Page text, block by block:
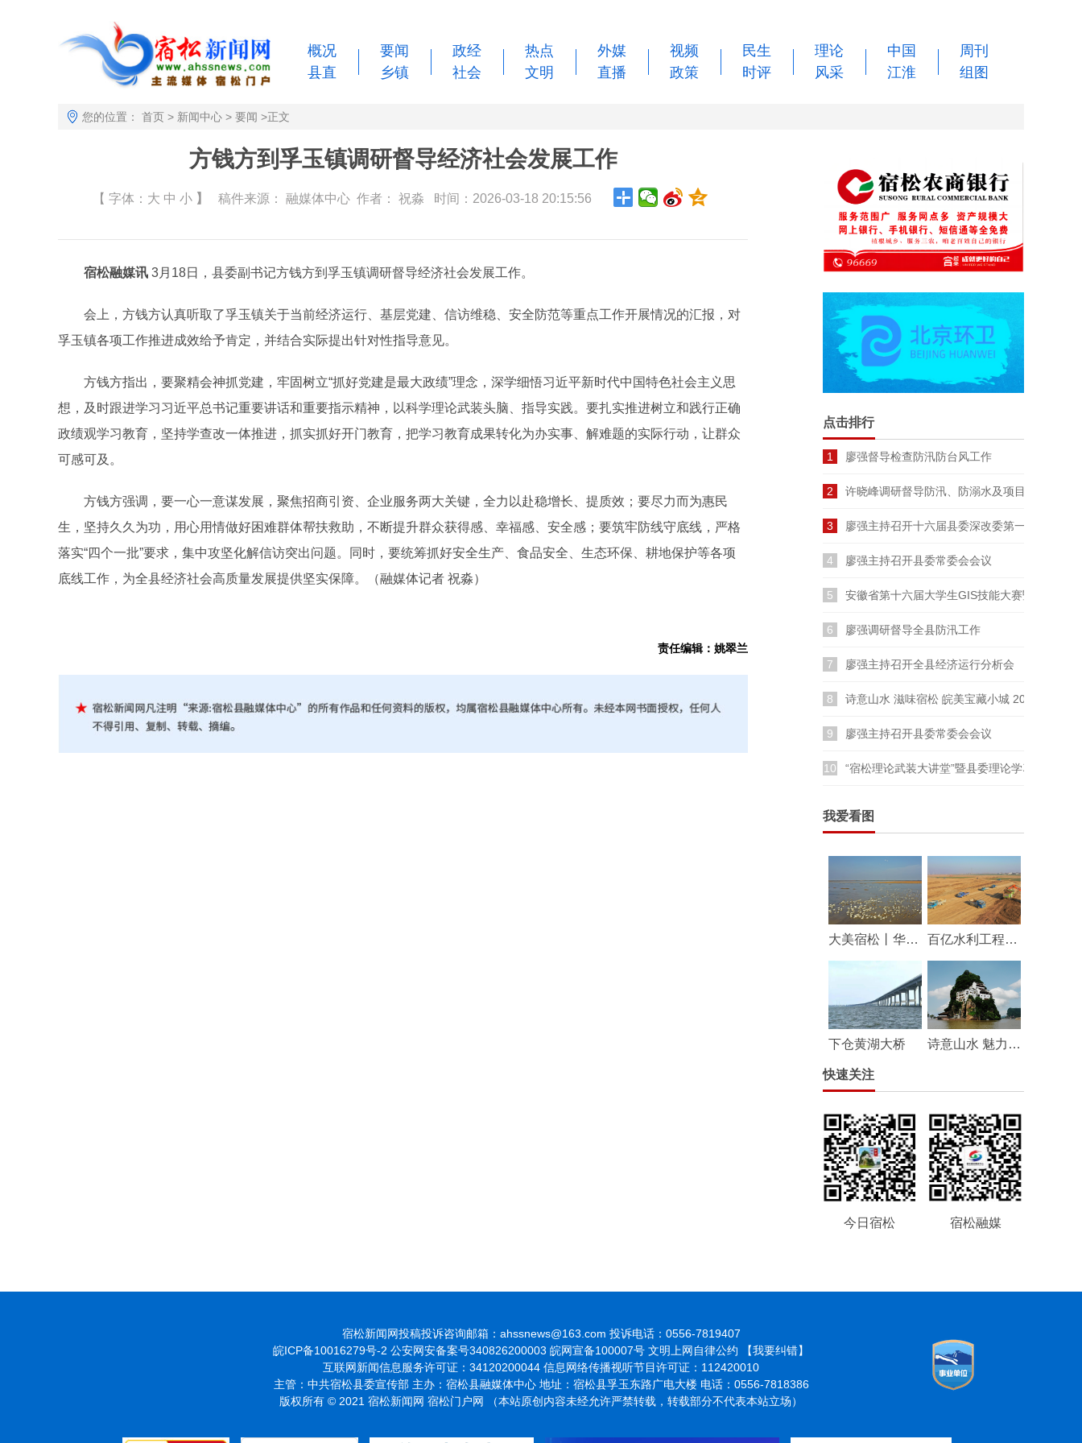
概况
县直
要闻
乡镇
政经
社会
热点
文明
外媒
直播
视频
政策
民生
时评
理论
风采
中国
江淮
周刊
组图
您的位置： 首页 > 新闻中心 > 要闻 >正文
方钱方到孚玉镇调研督导经济社会发展工作
【 字体： 大 中 小】 稿件来源： 融媒体中心作者： 祝淼 时间：2026-03-18 20:15:56
宿松融媒讯 3月18日，县委副书记方钱方到孚玉镇调研督导经济社会发展工作。
会上，方钱方认真听取了孚玉镇关于当前经济运行、基层党建、信访维稳、安全防范等重点工作开展情况的汇报，对
孚玉镇各项工作推进成效给予肯定，并结合实际提出针对性指导意见。
方钱方指出，要聚精会神抓党建，牢固树立“抓好党建是最大政绩”理念，深学细悟习近平新时代中国特色社会主义思
想，及时跟进学习习近平总书记重要讲话和重要指示精神，以科学理论武装头脑、指导实践。要扎实推进树立和践行正确
政绩观学习教育，坚持学查改一体推进，抓实抓好开门教育，把学习教育成果转化为办实事、解难题的实际行动，让群众
可感可及。
方钱方强调，要一心一意谋发展，聚焦招商引资、企业服务两大关键，全力以赴稳增长、提质效；要尽力而为惠民
生，坚持久久为功，用心用情做好困难群体帮扶救助，不断提升群众获得感、幸福感、安全感；要筑牢防线守底线，严格
落实“四个一批”要求，集中攻坚化解信访突出问题。同时，要统筹抓好安全生产、食品安全、生态环保、耕地保护等各项
底线工作，为全县经济社会高质量发展提供坚实保障。（融媒体记者 祝淼）
责任编辑：姚翠兰
点击排行
1 廖强督导检查防汛防台风工作
2 许晓峰调研督导防汛、防溺水及项目建设工作
3 廖强主持召开十六届县委深改委第一次会议
4 廖强主持召开县委常委会会议
5 安徽省第十六届大学生GIS技能大赛暨长三角
6 廖强调研督导全县防汛工作
7 廖强主持召开全县经济运行分析会
8 诗意山水 滋味宿松 皖美宝藏小城 2026云裳宿
9 廖强主持召开县委常委会会议
10 “宿松理论武装大讲堂”暨县委理论学习中心组
我爱看图
大美宿松丨华阳河湖群湿地成鸟类乐园 百亿水利工程——华阳河蓄滞洪区工程建设持续推进
下仓黄湖大桥 诗意山水 魅力宿松
快速关注
今日宿松 宿松融媒
宿松新闻网投稿投诉咨询邮箱：ahssnews@163.com 投诉电话：0556-7819407
皖ICP备10016279号-2 公安网安备案号340826200003 皖网宣备100007号 文明上网自律公约
【我要纠错】
互联网新闻信息服务许可证：34120200044 信息网络传播视听节目许可证：112420010
主管：中共宿松县委宣传部 主办：宿松县融媒体中心 地址：宿松县孚玉东路广电大楼 电话：0556-7818386
版权所有 © 2021 宿松新闻网 宿松门户网 （本站原创内容未经允许严禁转载，转载部分不代表本站立场）